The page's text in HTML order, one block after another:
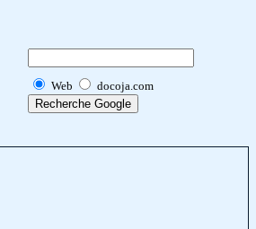
Web docoja.com